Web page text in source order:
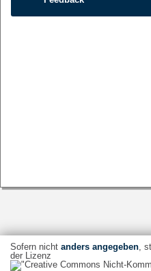
Sofern nicht anders angegeben,
der Lizenz